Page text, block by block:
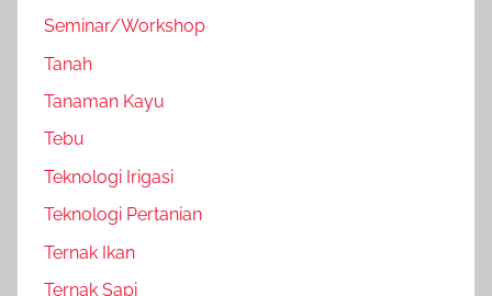
Seminar/Workshop
Tanah
Tanaman Kayu
Tebu
Teknologi Irigasi
Teknologi Pertanian
Ternak Ikan
Ternak Sapi